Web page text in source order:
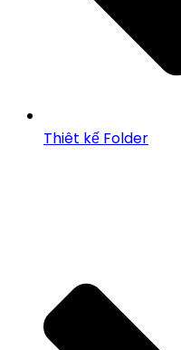
Thiêt kế Folder